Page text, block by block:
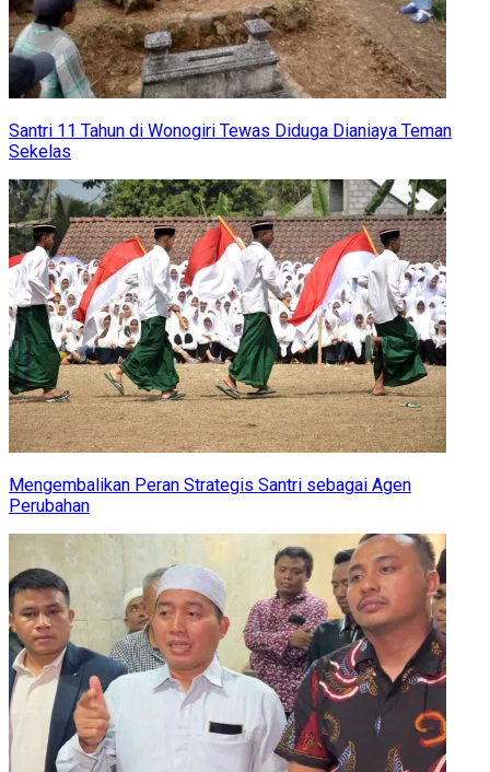
Santri 11 Tahun di Wonogiri Tewas Diduga Dianiaya Teman
Sekelas
Mengembalikan Peran Strategis Santri sebagai Agen
Perubahan